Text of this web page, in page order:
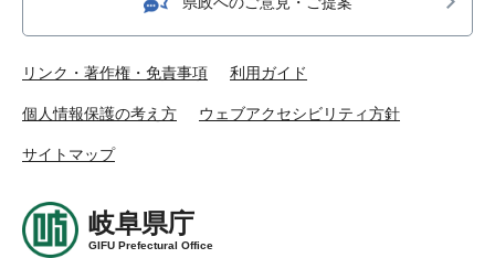
リンク・著作権・免責事項 利用ガイド
個人情報保護の考え方 ウェブアクセシビリティ方針
サイトマップ
岐阜県庁
GIFU Prefectural Office